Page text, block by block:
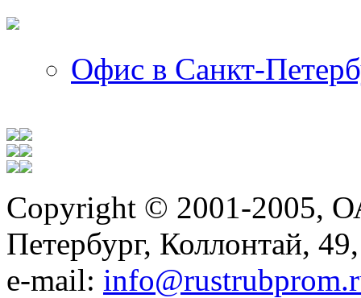
Офис в Санкт-
Copyright © 2001-2005,
Петербург, Коллонтай,
е-mail: